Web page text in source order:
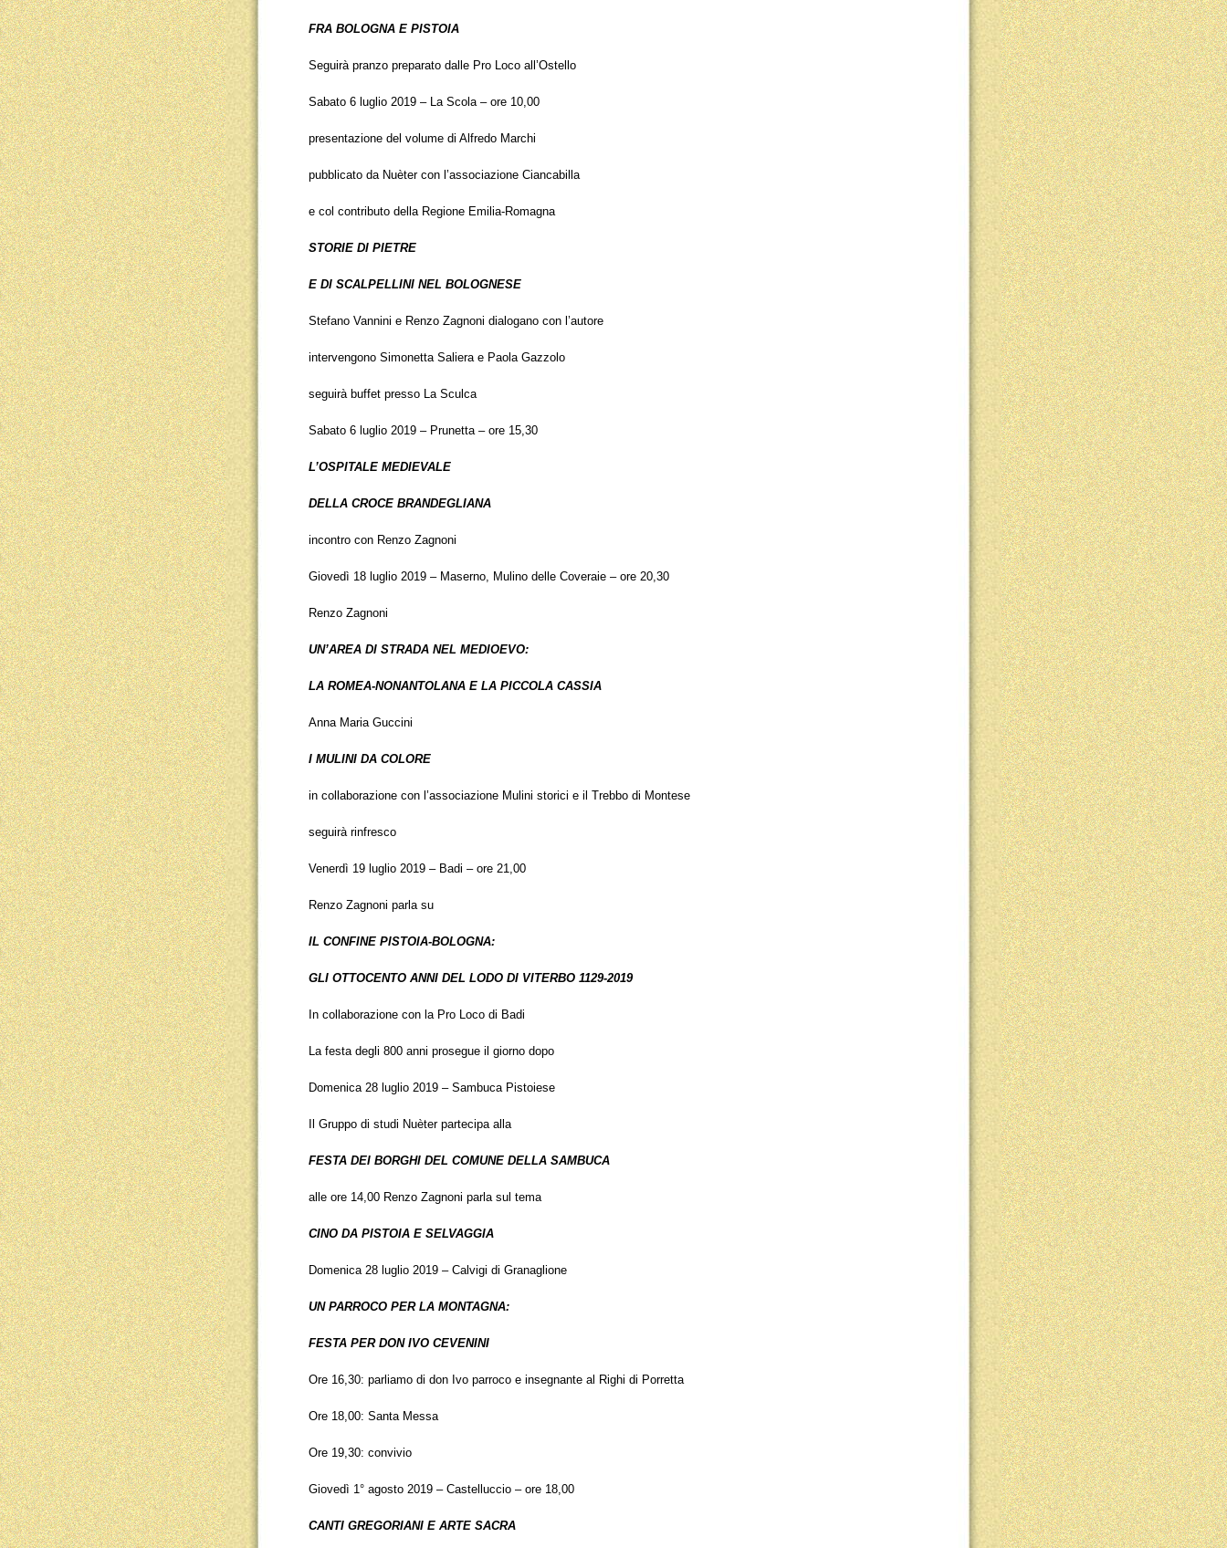
FRA BOLOGNA E PISTOIA
Seguirà pranzo preparato dalle Pro Loco all’Ostello
Sabato 6 luglio 2019 – La Scola – ore 10,00
presentazione del volume di Alfredo Marchi
pubblicato da Nuèter con l’associazione Ciancabilla
e col contributo della Regione Emilia-Romagna
STORIE DI PIETRE
E DI SCALPELLINI NEL BOLOGNESE
Stefano Vannini e Renzo Zagnoni dialogano con l’autore
intervengono Simonetta Saliera e Paola Gazzolo
seguirà buffet presso La Sculca
Sabato 6 luglio 2019 – Prunetta – ore 15,30
L’OSPITALE MEDIEVALE
DELLA CROCE BRANDEGLIANA
incontro con Renzo Zagnoni
Giovedì 18 luglio 2019 – Maserno, Mulino delle Coveraie – ore 20,30
Renzo Zagnoni
UN’AREA DI STRADA NEL MEDIOEVO:
LA ROMEA-NONANTOLANA E LA PICCOLA CASSIA
Anna Maria Guccini
I MULINI DA COLORE
in collaborazione con l’associazione Mulini storici e il Trebbo di Montese
seguirà rinfresco
Venerdì 19 luglio 2019 – Badi – ore 21,00
Renzo Zagnoni parla su
IL CONFINE PISTOIA-BOLOGNA:
GLI OTTOCENTO ANNI DEL LODO DI VITERBO 1129-2019
In collaborazione con la Pro Loco di Badi
La festa degli 800 anni prosegue il giorno dopo
Domenica 28 luglio 2019 – Sambuca Pistoiese
Il Gruppo di studi Nuèter partecipa alla
FESTA DEI BORGHI DEL COMUNE DELLA SAMBUCA
alle ore 14,00 Renzo Zagnoni parla sul tema
CINO DA PISTOIA E SELVAGGIA
Domenica 28 luglio 2019 – Calvigi di Granaglione
UN PARROCO PER LA MONTAGNA:
FESTA PER DON IVO CEVENINI
Ore 16,30: parliamo di don Ivo parroco e insegnante al Righi di Porretta
Ore 18,00: Santa Messa
Ore 19,30: convivio
Giovedì 1° agosto 2019 – Castelluccio – ore 18,00
CANTI GREGORIANI E ARTE SACRA